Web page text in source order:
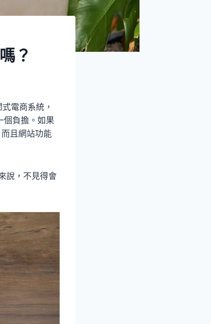
？
電商系統，
個負擔。如果
且網站功能
說，不見得會